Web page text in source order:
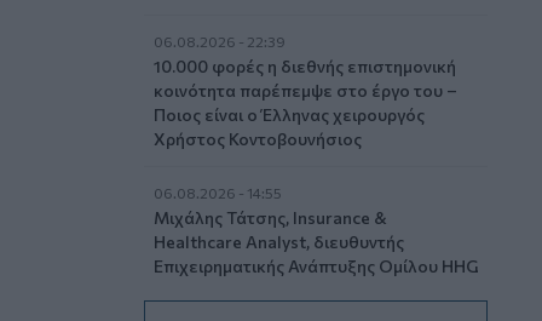
06.08.2026 - 22:39
10.000 φορές η διεθνής επιστημονική
κοινότητα παρέπεμψε στο έργο του –
Ποιος είναι ο Έλληνας χειρουργός
Χρήστος Κοντοβουνήσιος
06.08.2026 - 14:55
Μιχάλης Τάτσης, Insurance &
Healthcare Analyst, διευθυντής
Επιχειρηματικής Ανάπτυξης Ομίλου HHG